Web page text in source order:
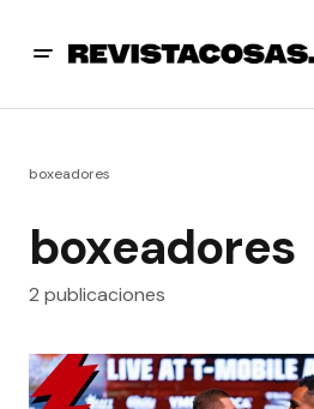
boxeadores
boxeadores
2 publicaciones